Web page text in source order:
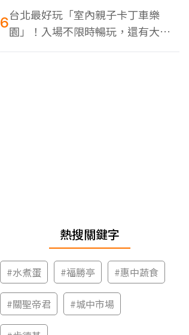
6台北最好玩「室內親子卡丁車樂
園」！入場不限時暢玩，還有大螢
幕Switch遊戲區
熱搜關鍵字
#水煮蛋 #福勝亭 #惠中蔬食
#關聖帝君 #城中市場